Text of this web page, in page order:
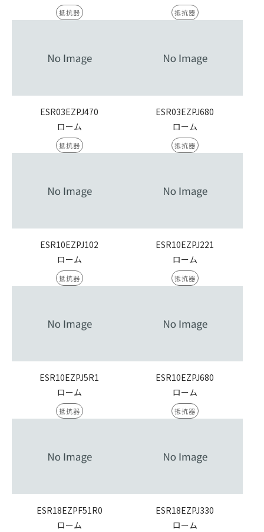
抵抗器 抵抗器
ESR03EZPJ470
ローム
抵抗器
ESR03EZPJ680
ローム
抵抗器
ESR10EZPJ102
ローム
抵抗器
ESR10EZPJ221
ローム
抵抗器
ESR10EZPJ5R1
ローム
抵抗器
ESR10EZPJ680
ローム
抵抗器
ESR18EZPF51R0
ローム
ESR18EZPJ330
ローム